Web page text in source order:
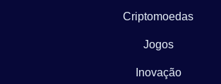
Criptomoedas
Jogos
Inovação